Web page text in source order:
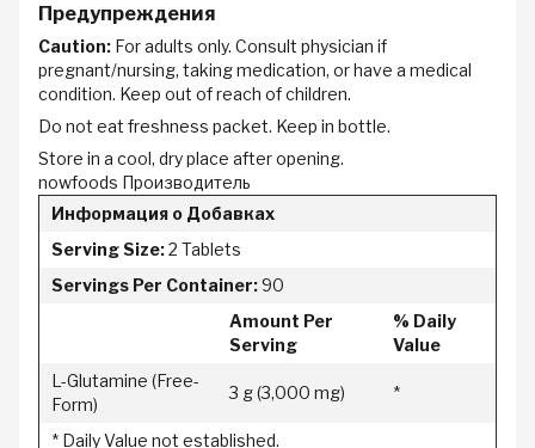
Предупреждения
Caution: For adults only. Consult physician if
pregnant/nursing, taking medication, or have a medical
condition. Keep out of reach of children.
Do not eat freshness packet. Keep in bottle.
Store in a cool, dry place after opening.
nowfoods Производитель
Информация о Добавках
Serving Size:2 Tablets
Servings Per Container:90
Amount Per
Serving
% Daily
Value
L-Glutamine (Free-
Form)
3 g (3,000 mg) *
* Daily Value not established.